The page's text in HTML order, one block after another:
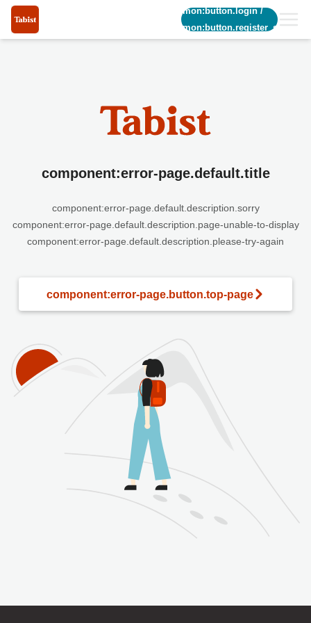
common:button.login/
common:button.register_short
component:error-page.default.title
component:error-page.default.description.sorry
component:error-page.default.description.page-unable-to-display
component:error-page.default.description.please-try-again
component:error-page.button.top-page